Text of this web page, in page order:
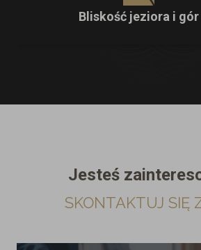
Bliskość jeziora i gór
Jesteś
SKONTAKTUJ SIĘ